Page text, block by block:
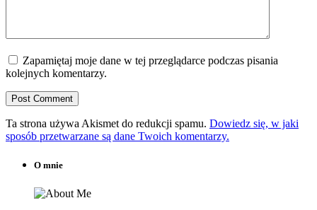
Zapamiętaj moje dane w tej przeglądarce podczas pisania
kolejnych komentarzy.
Ta strona używa Akismet do redukcji spamu. Dowiedz się, w jaki
sposób przetwarzane są dane Twoich komentarzy.
O mnie